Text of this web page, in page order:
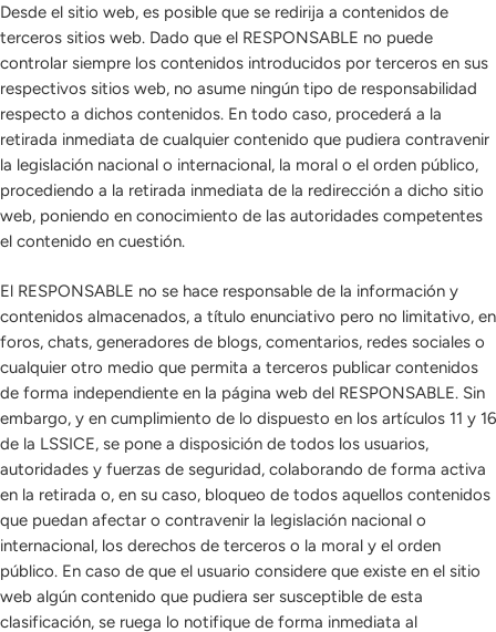
Desde el sitio web, es posible que se redirija a contenidos de
terceros sitios web. Dado que el RESPONSABLE no puede
controlar siempre los contenidos introducidos por terceros en sus
respectivos sitios web, no asume ningún tipo de responsabilidad
respecto a dichos contenidos. En todo caso, procederá a la
retirada inmediata de cualquier contenido que pudiera contravenir
la legislación nacional o internacional, la moral o el orden público,
procediendo a la retirada inmediata de la redirección a dicho sitio
web, poniendo en conocimiento de las autoridades competentes
el contenido en cuestión.
El RESPONSABLE no se hace responsable de la información y
contenidos almacenados, a título enunciativo pero no limitativo, en
foros, chats, generadores de blogs, comentarios, redes sociales o
cualquier otro medio que permita a terceros publicar contenidos
de forma independiente en la página web del RESPONSABLE. Sin
embargo, y en cumplimiento de lo dispuesto en los artículos 11 y 16
de la LSSICE, se pone a disposición de todos los usuarios,
autoridades y fuerzas de seguridad, colaborando de forma activa
en la retirada o, en su caso, bloqueo de todos aquellos contenidos
que puedan afectar o contravenir la legislación nacional o
internacional, los derechos de terceros o la moral y el orden
público. En caso de que el usuario considere que existe en el sitio
web algún contenido que pudiera ser susceptible de esta
clasificación, se ruega lo notifique de forma inmediata al